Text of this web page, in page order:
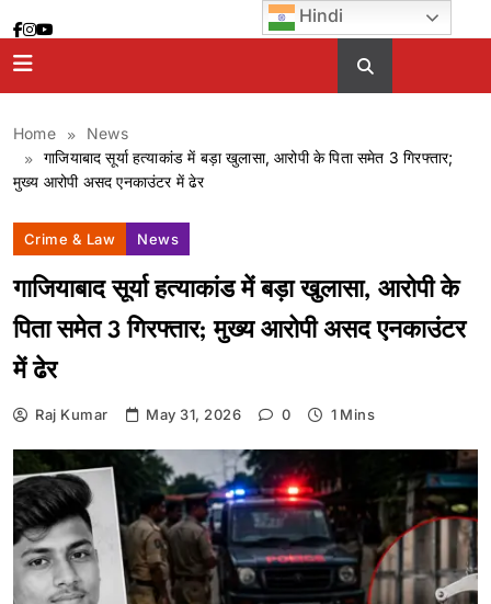
to
content
Home
News
गाजियाबाद सूर्या हत्याकांड में बड़ा खुलासा, आरोपी के पिता समेत 3 गिरफ्तार;
मुख्य आरोपी असद एनकाउंटर में ढेर
Crime & Law News
गाजियाबाद सूर्या हत्याकांड में बड़ा खुलासा, आरोपी के
पिता समेत 3 गिरफ्तार; मुख्य आरोपी असद एनकाउंटर
में ढेर
Raj Kumar May 31, 2026 0 1 Mins
Hindi